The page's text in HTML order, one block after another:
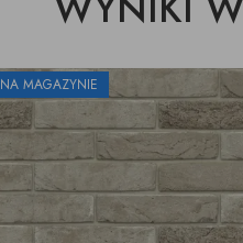
NA MAGAZYNIE